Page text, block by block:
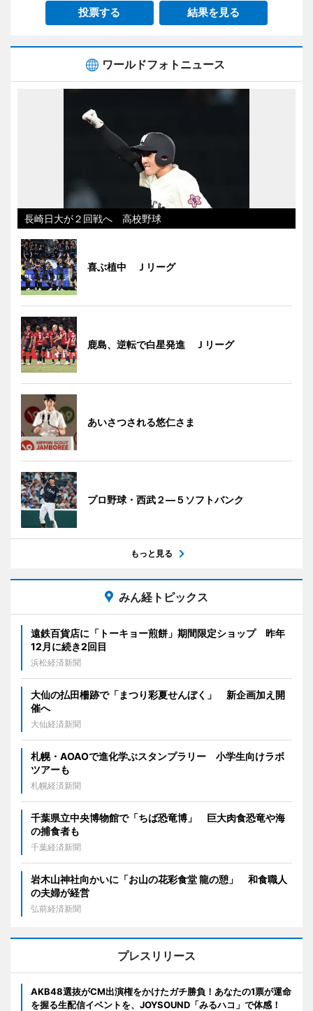
投票する 結果を見る
ワールドフォトニュース
長崎日大が２回戦へ 高校野球
喜ぶ植中 Ｊリーグ
鹿島、逆転で白星発進 Ｊリーグ
あいさつされる悠仁さま
プロ野球・西武２―５ソフトバンク
もっと見る
みん経トピックス
遠鉄百貨店に「トーキョー煎餅」期間限定ショップ 昨年
12月に続き2回目
浜松経済新聞
大仙の払田柵跡で「まつり彩夏せんぼく」 新企画加え開
催へ
大仙経済新聞
札幌・AOAOで進化学ぶスタンプラリー 小学生向けラボ
ツアーも
札幌経済新聞
千葉県立中央博物館で「ちば恐竜博」 巨大肉食恐竜や海
の捕食者も
千葉経済新聞
岩木山神社向かいに「お山の花彩食堂 龍の憩」 和食職人
の夫婦が経営
弘前経済新聞
プレスリリース
AKB48選抜がCM出演権をかけたガチ勝負！あなたの1票が運命
を握る生配信イベントを、JOYSOUND「みるハコ」で体感！